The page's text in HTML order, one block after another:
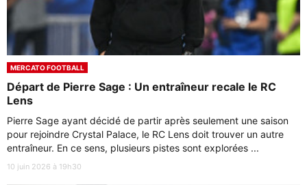
MERCATO FOOTBALL
Départ de Pierre Sage : Un entraîneur recale le RC
Lens
Pierre Sage ayant décidé de partir après seulement une saison
pour rejoindre Crystal Palace, le RC Lens doit trouver un autre
entraîneur. En ce sens, plusieurs pistes sont explorées ...
10 juin 2026 à 19h30